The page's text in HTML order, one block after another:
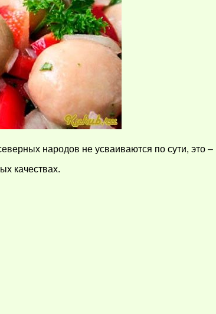
народов не усваиваются по сути, это
качествах.